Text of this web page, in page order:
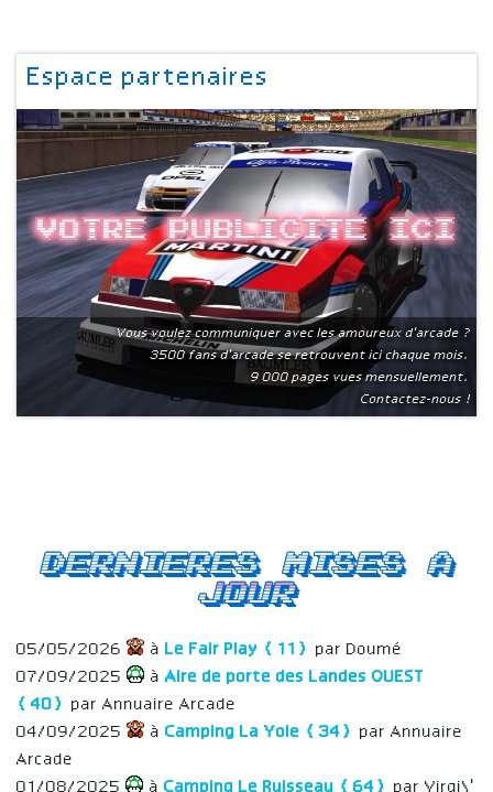
Espace partenaires
Votre publicite ici
Vous voulez communiquer avec les amoureux d'arcade ?
3500 fans d'arcade se retrouvent ici chaque mois.
9 000 pages vues mensuellement.
Contactez-nous !
Dernieres mises a
jour
05/05/2026 à Le Fair Play (11)
par Doumé
07/09/2025
à Aire de porte des Landes OUEST
(40)
par Annuaire Arcade
04/09/2025
à Camping La Yole (34)
par Annuaire
Arcade
01/08/2025
à Camping Le Ruisseau (64) par Virgi\'